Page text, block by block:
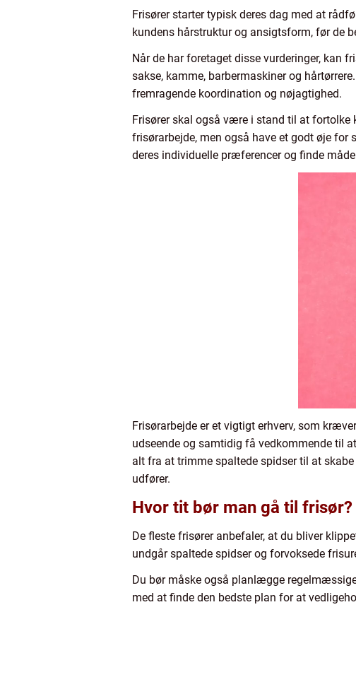
Frisører starter typisk deres dag med at
kundens hårstruktur og ansigtsform, før de
Når de har foretaget disse vurderinger, kan
sakse, kamme, barbermaskiner og
fremragende koordination og nøjagtighed.
Frisører skal også være i stand til at fortolke
frisørarbejde, men også have et godt øje for
deres individuelle præferencer og finde
Frisørarbejde er et vigtigt erhverv, som
udseende og samtidig få vedkommende til
alt fra at trimme spaltede spidser til at
udfører.
Hvor tit bør man gå til frisør?
De fleste frisører anbefaler, at du bliver
undgår spaltede spidser og forvoksede
Du bør måske også planlægge
med at finde den bedste plan for at